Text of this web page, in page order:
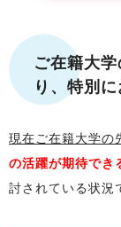
ご在籍大学
り、特別
現在ご在籍大学の
の活躍が期待でき
討されている状況